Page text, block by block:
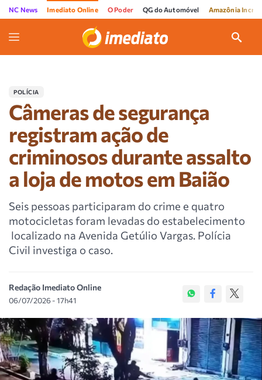
NC News Imediato Online O Poder QG do Automóvel Amazônia
POLÍCIA
Câmeras de segurança
registram ação de
criminosos durante assalto
a loja de motos em Baião
Seis pessoas participaram do crime e quatro
motocicletas foram levadas do estabelecimento
localizado na Avenida Getúlio Vargas. Polícia
Civil investiga o caso.
Redação Imediato Online
06/07/2026 - 17h41